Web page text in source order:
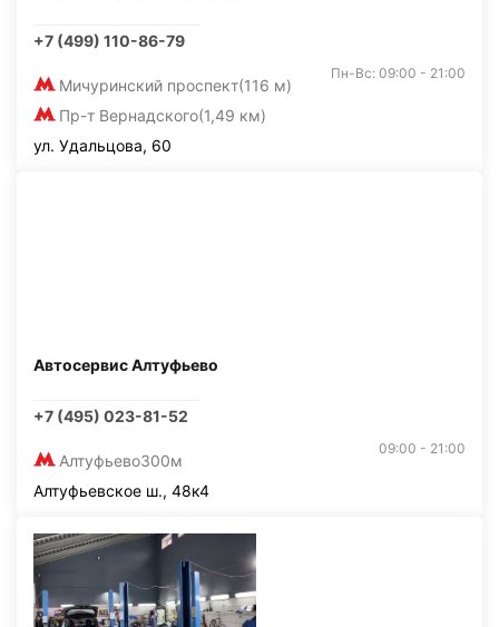
+7 (499) 110-86-79
Мичуринский проспект(116 м)
Пр-т Вернадского(1,49 км)
Пн-Вс: 09:00 - 21:00
ул. Удальцова, 60
Автосервис Алтуфьево
+7 (495) 023-81-52
Алтуфьево300м
09:00 - 21:00
Алтуфьевское ш., 48к4